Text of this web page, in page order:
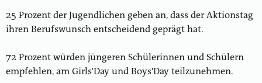
25 Prozent der Jugendlichen geben an, dass der Aktionstag
ihren Berufswunsch entscheidend geprägt hat.
72 Prozent würden jüngeren Schülerinnen und Schülern
empfehlen, am Girls'Day und Boys'Day teilzunehmen.